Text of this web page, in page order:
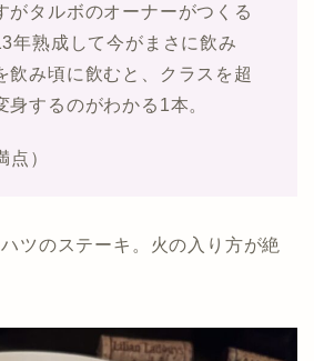
がタルボのオーナーがつくる
年熟成して今がまさに飲み
飲み頃に飲むと、クラスを超
身するのがわかる1本。
点）
ツのステーキ。火の入り方が絶